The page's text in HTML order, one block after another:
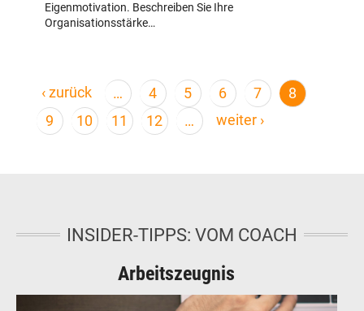
Eigenmotivation. Beschreiben Sie Ihre
Organisationsstärke…
‹ zurück … 4 5 6 7
8
9
10 11 12 … weiter ›
INSIDER-TIPPS: VOM COACH
Arbeitszeugnis